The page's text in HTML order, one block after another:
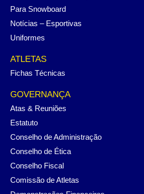
Para Snowboard
Notícias – Esportivas
Uniformes
ATLETAS
Fichas Técnicas
GOVERNANÇA
Atas & Reuniões
Estatuto
Conselho de Administração
Conselho de Ética
Conselho Fiscal
Comissão de Atletas